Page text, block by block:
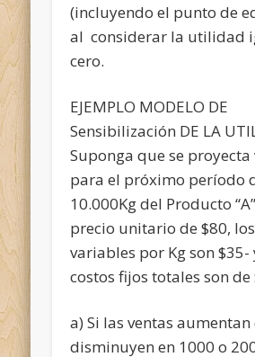
(incluyendo el punto de
al considerar la utilidad
cero.
EJEMPLO MODELO DE
Sensibilización DE LA
Suponga que se proyecta
para el próximo período
10.000Kg del Producto
precio unitario de $80,
variables por Kg son $35-
costos fijos totales son de
a) Si las ventas aumentan
disminuyen en 1000 o